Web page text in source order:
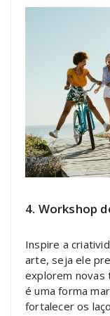
4. Workshop
Inspire a
arte, seja ele
explorem novas
é uma forma
fortalecer os